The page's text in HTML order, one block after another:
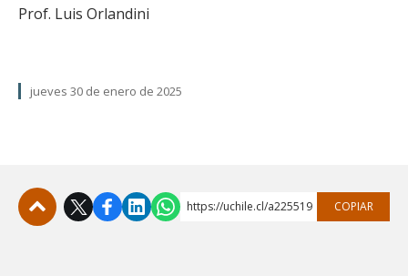
Prof. Luis Orlandini
jueves 30 de enero de 2025
https://uchile.cl/a225519 COPIAR